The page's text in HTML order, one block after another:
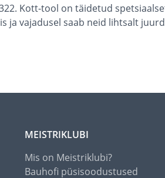
Kott-tool on täidetud
ja vajadusel saab neid lihtsalt
MEISTRIKLUBI
Mis on Meistriklubi?
Bauhofi püsisoodustused